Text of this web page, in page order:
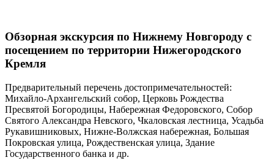
Обзорная экскурсия по Нижнему Новгороду с
посещением по территории Нижегородского
Кремля
Предварительный перечень достопримечательностей:
Михайло-Архангельский собор, Церковь Рождества
Пресвятой Богородицы, Набережная Федоровского, Собор
Святого Александра Невского, Чкаловская лестница, Усадьба
Рукавишниковых, Нижне-Волжская набережная, Большая
Покровская улица, Рождественская улица, Здание
Государственного банка и др.